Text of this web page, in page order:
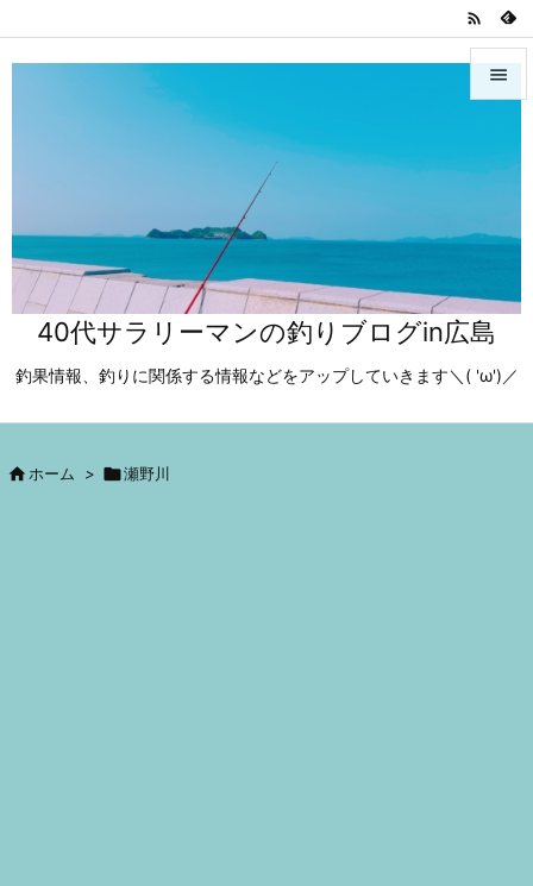
40代サラリーマンの釣りブログin広島
釣果情報、釣りに関係する情報などをアップしていきます＼( 'ω')／



次へ


 ホーム > 瀬野川